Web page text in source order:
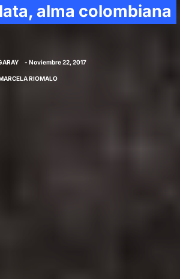
alma colombiana
- Noviembre 22, 2017
RIOMALO